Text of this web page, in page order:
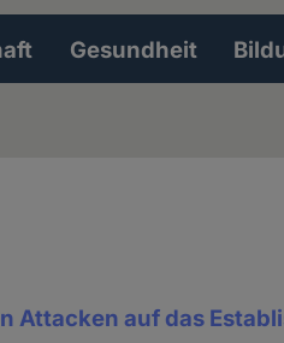
Gesundheit
Attacken auf das